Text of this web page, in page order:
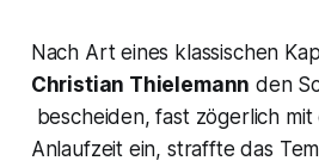
Nach Art eines klassischen
Christian Thielemann den
bescheiden, fast zögerlich
Anlaufzeit ein, straffte das